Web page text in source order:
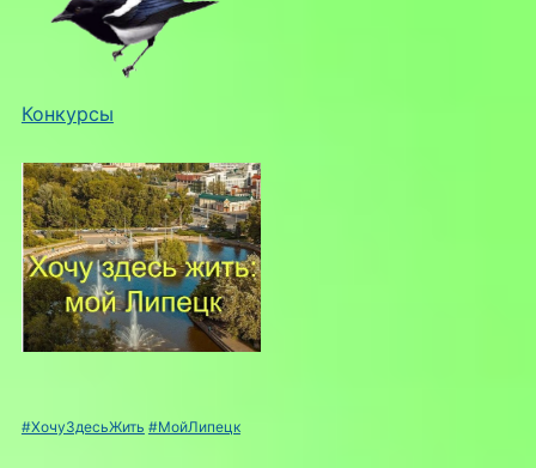
Конкурсы
#ХочуЗдесьЖить #МойЛипецк